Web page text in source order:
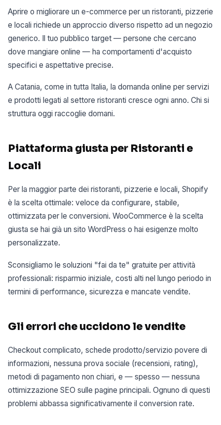
Aprire o migliorare un e-commerce per un ristoranti, pizzerie
e locali richiede un approccio diverso rispetto ad un negozio
generico. Il tuo pubblico target — persone che cercano
dove mangiare online — ha comportamenti d'acquisto
specifici e aspettative precise.
A Catania, come in tutta Italia, la domanda online per servizi
e prodotti legati al settore ristoranti cresce ogni anno. Chi si
struttura oggi raccoglie domani.
Piattaforma giusta per Ristoranti e
Locali
Per la maggior parte dei ristoranti, pizzerie e locali, Shopify
è la scelta ottimale: veloce da configurare, stabile,
ottimizzata per le conversioni. WooCommerce è la scelta
giusta se hai già un sito WordPress o hai esigenze molto
personalizzate.
Sconsigliamo le soluzioni "fai da te" gratuite per attività
professionali: risparmio iniziale, costi alti nel lungo periodo in
termini di performance, sicurezza e mancate vendite.
Gli errori che uccidono le vendite
Checkout complicato, schede prodotto/servizio povere di
informazioni, nessuna prova sociale (recensioni, rating),
metodi di pagamento non chiari, e — spesso — nessuna
ottimizzazione SEO sulle pagine principali. Ognuno di questi
problemi abbassa significativamente il conversion rate.